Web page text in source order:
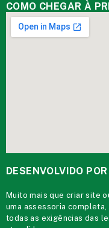
COMO CHEGAR À
DESENVOLVIDO
Muito mais quecriar site
uma assessoria completa,
todas as exigências das